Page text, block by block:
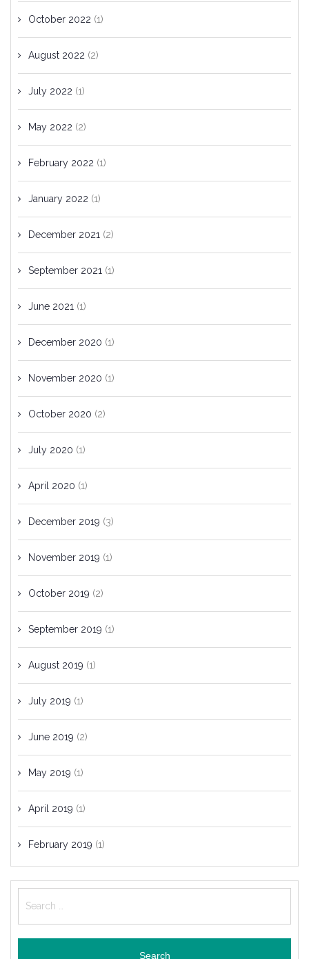
October 2022 (1)
August 2022 (2)
July 2022 (1)
May 2022 (2)
February 2022 (1)
January 2022 (1)
December 2021 (2)
September 2021 (1)
June 2021 (1)
December 2020 (1)
November 2020 (1)
October 2020 (2)
July 2020 (1)
April 2020 (1)
December 2019 (3)
November 2019 (1)
October 2019 (2)
September 2019 (1)
August 2019 (1)
July 2019 (1)
June 2019 (2)
May 2019 (1)
April 2019 (1)
February 2019 (1)
for: